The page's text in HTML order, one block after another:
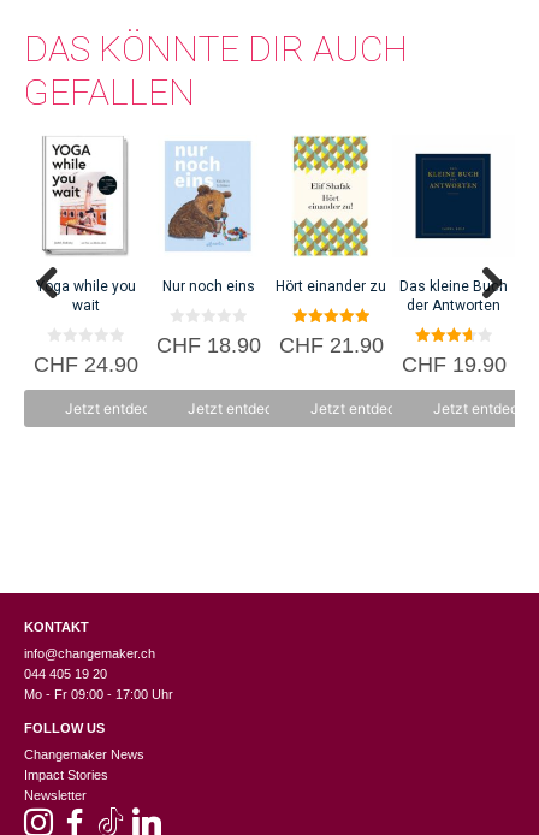
DAS KÖNNTE DIR AUCH
GEFALLEN
Yoga while you
wait
0
v
CHF24.90
Jetzt entdecken
Nur noch eins
0
v
CHF18.90
Jetzt entdecken
Hört einander zu
5.00
von 5
CHF21.90
Jetzt entdecken
Das kleine Buch
der Antworten
3.67
von 5
CHF19.90
Jetzt
KONTAKT
info@changemaker.ch
044 405 19 20
Mo - Fr 09:00 - 17:00 Uhr
FOLLOW US
Changemaker News
Impact Stories
Newsletter